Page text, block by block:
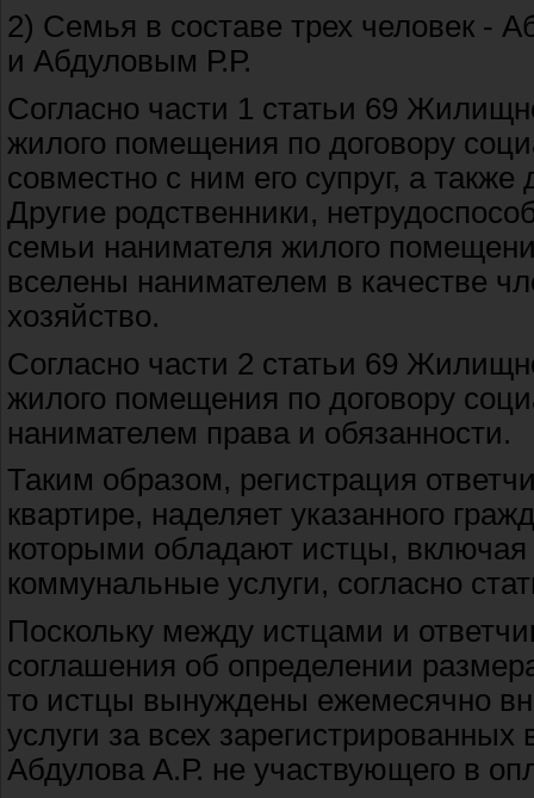
2) Семья в составе трех человек -
и Абдуловым Р.Р.
Согласно части 1 статьи 69
жилого помещения по договору
совместно с ним его супруг, а
Другие родственники,
семьи нанимателя жилого
вселены нанимателем в качестве
хозяйство.
Согласно части 2 статьи 69
жилого помещения по договору
нанимателем права и обязанности.
Таким образом, регистрация
квартире, наделяет указанного
которыми обладают истцы,
коммунальные услуги, согласно
Поскольку между истцами и
соглашения об определении
то истцы вынуждены ежемесячно
услуги за всех
Абдулова А.Р. не участвующего в